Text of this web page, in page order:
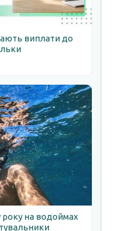
виплати до
року на водоймах